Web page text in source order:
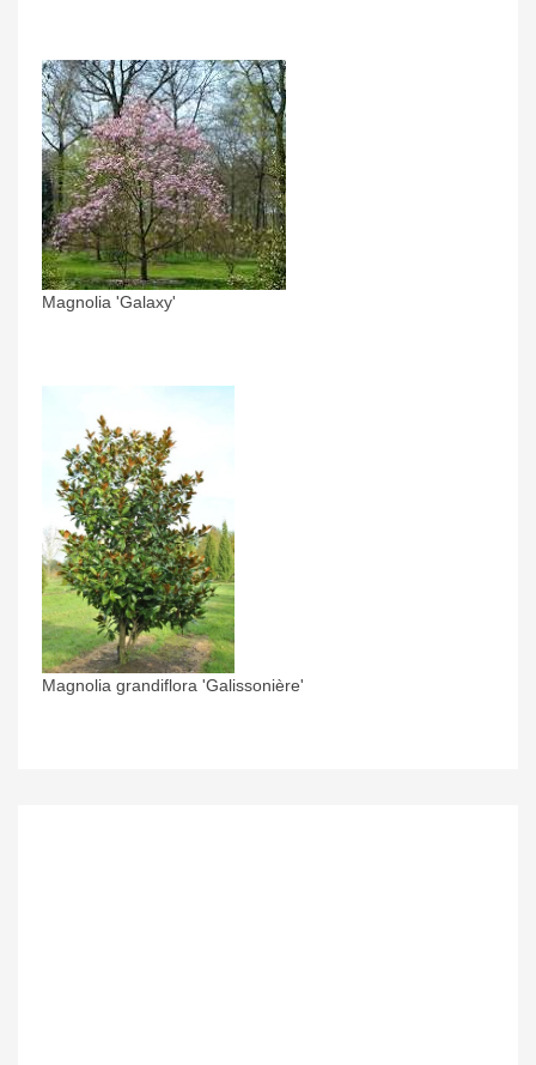
Magnolia 'Galaxy'
Magnolia grandiflora 'Galissonière'